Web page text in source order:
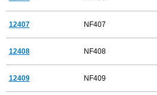
12407 NF407
12408 NF408
12409 NF409